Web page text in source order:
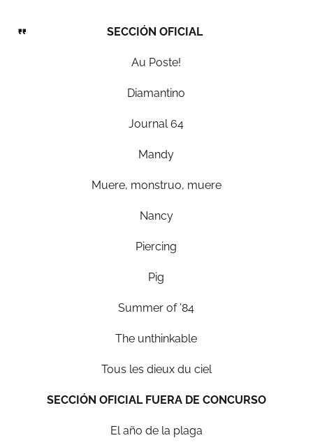
SECCIÓN OFICIAL
Au Poste!
Diamantino
Journal 64
Mandy
Muere, monstruo, muere
Nancy
Piercing
Pig
Summer of ’84
The unthinkable
Tous les dieux du ciel
SECCIÓN OFICIAL FUERA DE CONCURSO
El año de la plaga